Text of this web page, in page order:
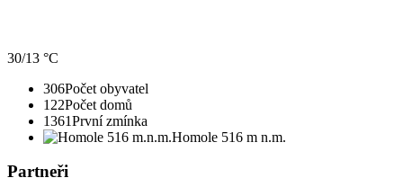
30/13 °C
306Počet obyvatel
122Počet domů
1361První zmínka
Homole 516 m n.m.
Partneři